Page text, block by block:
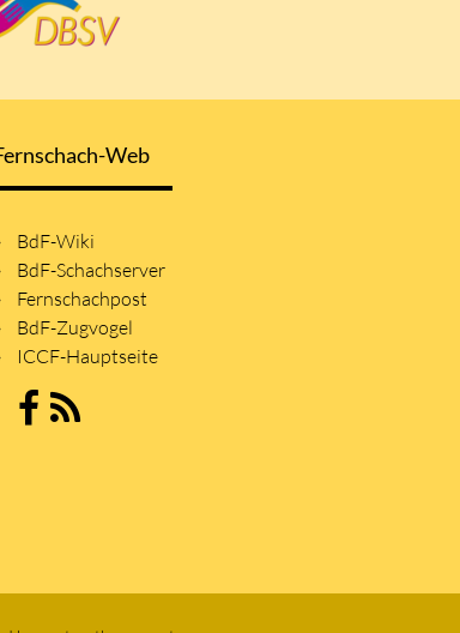
Web
BdF-Wiki
BdF-Schachserver
Fernschachpost
BdF-Zugvogel
ICCF-Hauptseite